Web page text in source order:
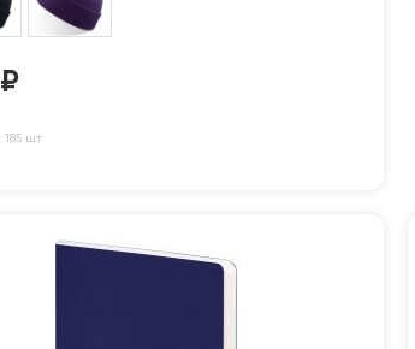
₽
185 шт